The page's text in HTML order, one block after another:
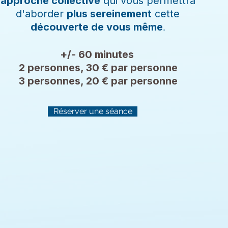
d'aborder plus sereinement cette
découverte de vous même.
+/- 60 minutes
2 personnes, 30 € par personne
3 personnes, 20 € par personne
Réserver une séance